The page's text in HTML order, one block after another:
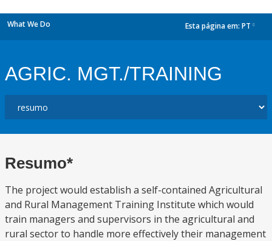
What We Do Esta página em: PT
AGRIC. MGT./TRAINING
Resumo*
The project would establish a self-contained Agricultural
and Rural Management Training Institute which would
train managers and supervisors in the agricultural and
rural sector to handle more effectively their management